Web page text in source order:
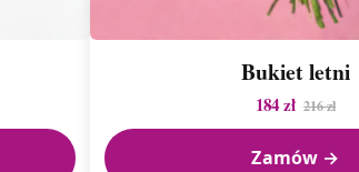
Bukiet letni
184 zł 216 zł
Zamów →